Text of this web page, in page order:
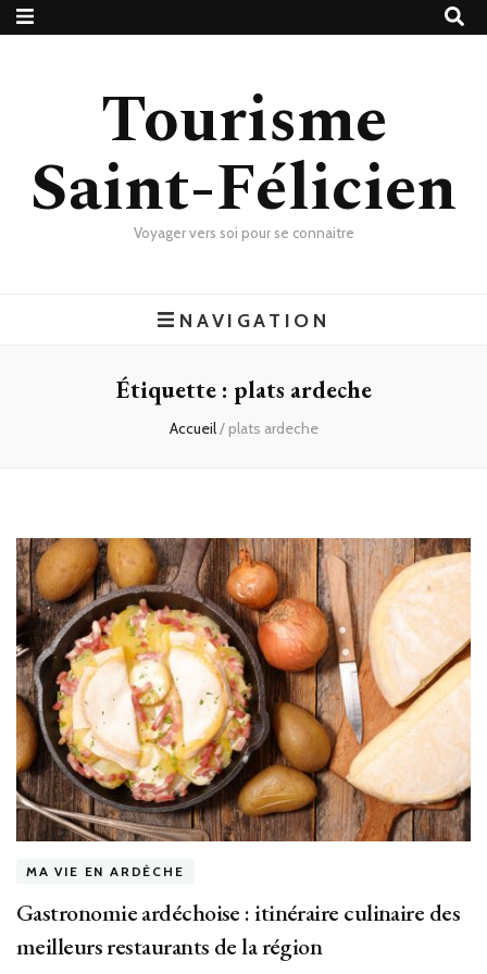
Tourisme
Saint-Félicien
Voyager vers soi pour se connaitre
NAVIGATION
Étiquette : plats ardeche
Accueil/ plats ardeche
MA VIE EN ARDÈCHE
Gastronomie ardéchoise : itinéraire culinaire des
meilleurs restaurants de la région